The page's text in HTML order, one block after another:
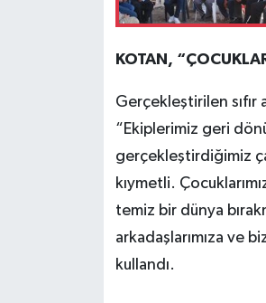
KOTAN,
Gerçekleştirilen sıfır
“Ekiplerimiz geri
gerçekleştirdiğimiz
kıymetli.
temiz bir dünya
arkadaşlarımıza ve
kullandı.